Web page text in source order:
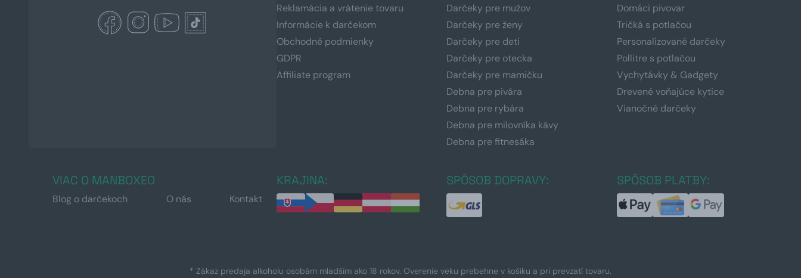
Reklamácia a vrátenie tovaru
Informácie k darčekom
Obchodné podmienky
GDPR
Affiliate program
Darčeky pre mužov
Darčeky pre ženy
Darčeky pre deti
Darčeky pre otecka
Darčeky pre mamičku
Debna pre pivára
Debna pre rybára
Debna pre milovníka kávy
Debna pre fitnesáka
Domáci pivovar
Tričká s potlačou
Personalizované darčeky
Pollitre s potlačou
Vychytávky & Gadgety
Drevené voňajúce kytice
Vianočné darčeky
VIAC O MANBOXEO
Blog o darčekoch O nás Kontakt
KRAJINA: SPÔSOB DOPRAVY: SPÔSOB PLATBY:
* Zákaz predaja alkoholu osobám mladším ako 18 rokov. Overenie veku prebehne v košíku a pri prevzatí tovaru.